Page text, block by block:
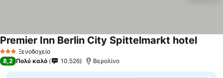
3 ΑστέριαΞενοδοχείο
Premier Inn Berlin City Spittelmarkt hotel
8,2 Πολύ καλό 10.526 Βερολίνο